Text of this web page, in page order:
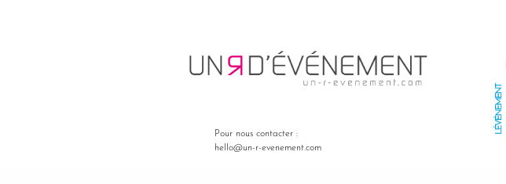
Pour nous contacter :
hello@un-r-evenement.com